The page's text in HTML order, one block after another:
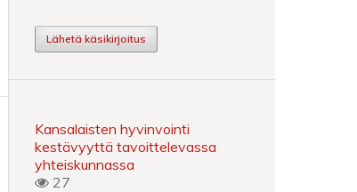
Lähetä käsikirjoitus
Kansalaisten hyvinvointi
kestävyyttä tavoittelevassa
yhteiskunnassa
27